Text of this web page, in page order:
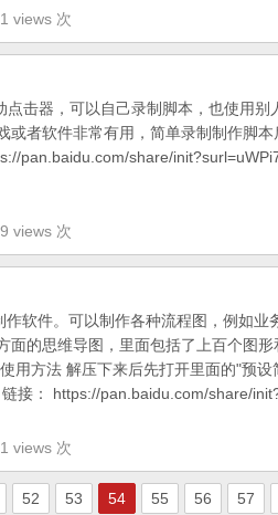
views 次
击器，可以自己录制脚本，也使用别
或者软件非常有用，简单录制制作脚本
pan.baidu.com/share/
views 次
软件。可以制作各种流程图，例如业
面的思维导图，里面包括了上百个图
用方法 解压下来后先打开里面的"预设
接： https://pan.baidu.com/share/
views 次
52 53 54 55 56 57